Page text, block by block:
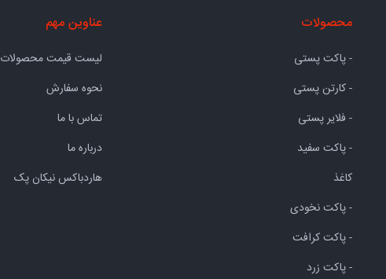
محصولات
- پاکت پستی
- کارتن پستی
- فلایر پستی
- پاکت سفید
کاغذ
- پاکت نخودی
- پاکت کرافت
- پاکت زرد
عناوین مهم
لیست قیمت محصولات
نحوه سفارش
تماس با ما
درباره ما
هاردباکس نیکان پک